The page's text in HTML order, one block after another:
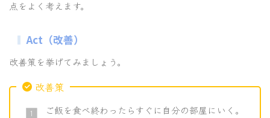
点をよく考えます。
Act（改善）
改善策を挙げてみましょう。
改善策
ご飯を食べ終わったらすぐに自分の部屋にいく。